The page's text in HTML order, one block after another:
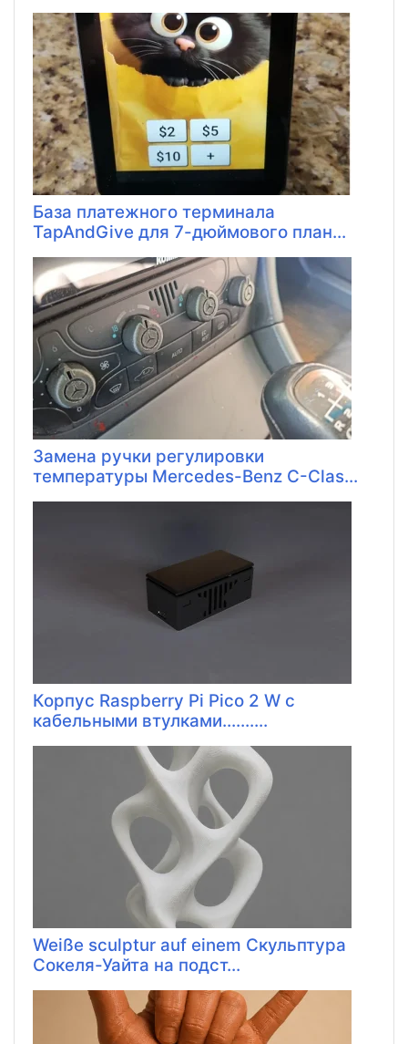
База платежного терминала
TapAndGive для 7-дюймового план...
Замена ручки регулировки
температуры Mercedes-Benz C-Clas...
Корпус Raspberry Pi Pico 2 W с
кабельными втулками..........
Weiße sculptur auf einem Скульптура
Сокеля-Уайта на подст...